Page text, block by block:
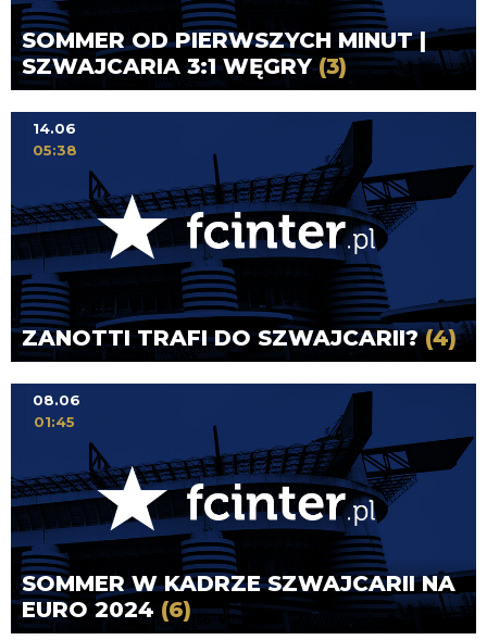
SOMMER OD PIERWSZYCH MINUT |
SZWAJCARIA 3:1 WĘGRY(3)
ZANOTTI TRAFI DO SZWAJCARII?(4)
14.06
05:38
SOMMER W KADRZE SZWAJCARII NA
EURO 2024 (6)
08.06
01:45